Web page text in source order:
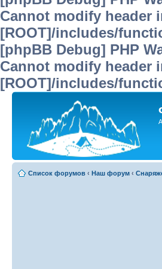
Cannot modify header
[ROOT]/includes/
[phpBB Debug] PHP
Cannot modify header
[ROOT]/includes/
Список форумов ‹ Наш форум ‹